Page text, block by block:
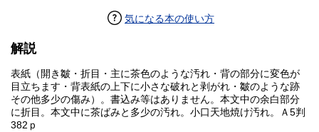
気になる本の使い方
解説
表紙（開き皺・折目・主に茶色のような汚れ・背の部分に変色が
目立ちます・背表紙の上下に小さな破れと剥がれ・皺のような跡
その他多少の傷み）。書込み等はありません。本文中の余白部分
に折目。本文中に茶ばみと多少の汚れ。小口天地焼け汚れ。Ａ5判
382ｐ